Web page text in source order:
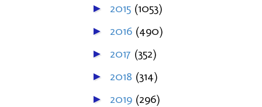
► 2015 (1053)
► 2016 (490)
► 2017 (352)
► 2018 (314)
► 2019 (296)